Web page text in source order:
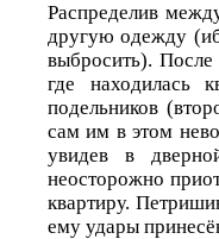
Распределив
другую одежду
выбросить).
где находилась
подельников
сам им в этом
увидев в
неосторожно
квартиру.
ему удары